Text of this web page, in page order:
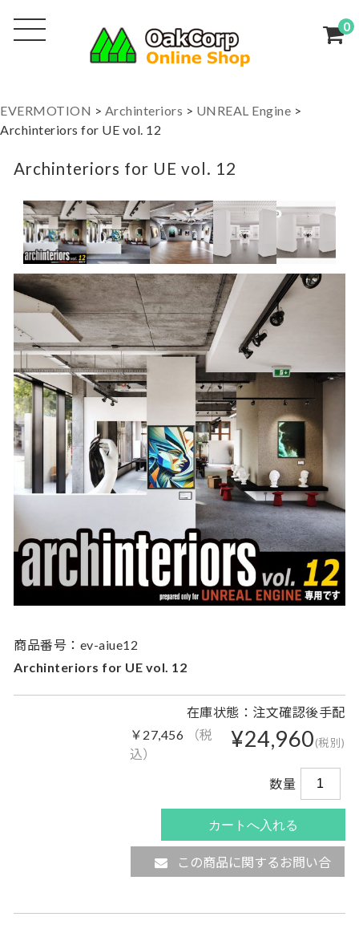
0
EVERMOTION > Archinteriors > UNREAL Engine >
Archinteriors for UE vol. 12
Archinteriors for UE vol. 12
商品番号：ev-aiue12
Archinteriors for UE vol. 12
在庫状態：注文確認後手配
¥24,960(税別)
￥27,456
（税
込）
数量
この商品に関するお問い合